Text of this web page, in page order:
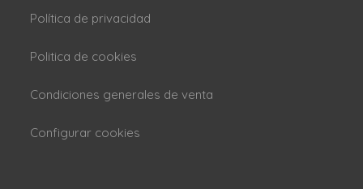
Política de privacidad
Politica de cookies
Condiciones generales de venta
Configurar cookies